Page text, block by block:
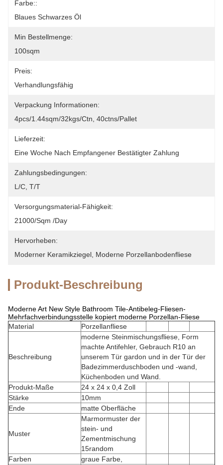
Farbe::
Blaues Schwarzes Öl
Min Bestellmenge:
100sqm
Preis:
Verhandlungsfähig
Verpackung Informationen:
4pcs/1.44sqm/32kgs/ctn, 40ctns/pallet
Lieferzeit:
Eine Woche Nach Empfangener Bestätigter Zahlung
Zahlungsbedingungen:
L/C, T/T
Versorgungsmaterial-Fähigkeit:
21000/sqm /day
Hervorheben:
Moderner Keramikziegel Moderne Porzellanbodenfliese
Produkt-Beschreibung
Moderne Art New Style Bathroom Tile-Antibeleg-Fliesen-
Mehrfachverbindungsstelle kopiert moderne Porzellan-Fliese
Material
Porzellanfliese
Beschreibung
moderne Steinmischungsfliese, Form
machte Antifehler, Gebrauch R10 an
unserem Tür gardon und in der Tür der
Badezimmerduschboden und -wand,
Küchenboden und Wand.
Produkt-Maße
24 x 24 x 0,4 Zoll
Stärke
10mm
Ende
matte Oberfläche
Muster
Marmormuster der
stein- und
Zementmischung
15random
Farben
graue Farbe,